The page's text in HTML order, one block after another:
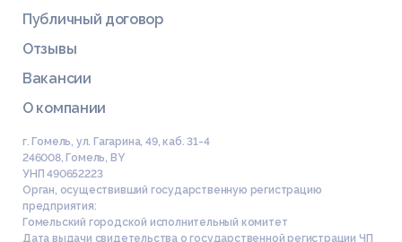
Публичный договор
Отзывы
Вакансии
О компании
г. Гомель, ул. Гагарина, 49, каб. 31-4
246008, Гомель, BY
УНП 490652223
Орган, осуществивший государственную регистрацию
предприятия:
Гомельский городской исполнительный комитет
Дата выдачи свидетельства о государственной регистрации ЧП